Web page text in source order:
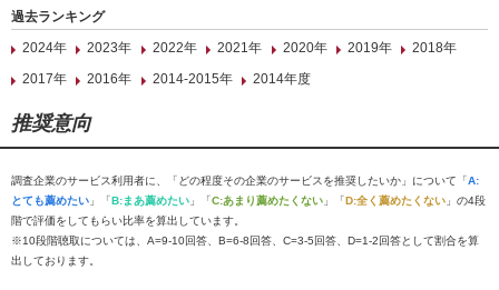
過去ランキング
2024年
2023年 2022年 2021年 2020年 2019年
2018年
2017年
2016年 2014-2015年 2014年度
推奨意向
調査企業のサービス利用者に、「どの程度その企業のサービスを推奨したいか」について「A:
とても薦めたい 」「B:まあ薦めたい 」「C:あまり薦めたくない 」「D:全く薦めたくない 」の4段
階で評価をしてもらい比率を算出しています。
※10段階聴取については、A=9-10回答、B=6-8回答、C=3-5回答、D=1-2回答として割合を算
出しております。